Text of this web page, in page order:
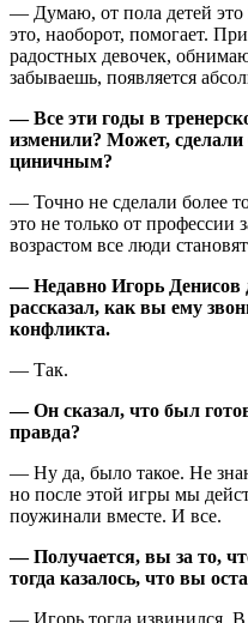
— Думаю, от пола детей
это, наоборот, помогает.
радостных девочек,
забываешь, появляется
— Все эти годы в
изменили? Может,
циничным?
— Точно не сделали более
это не только от профессии
возрастом все люди
— Недавно Игорь Денисов
рассказал, как вы ему
конфликта.
— Так.
— Он сказал, что был
правда?
— Ну да, было такое. Не
но после этой игры мы
поужинали вместе. И все.
— Получается, вы за то,
тогда казалось, что вы
— Игорь тогда извинился.